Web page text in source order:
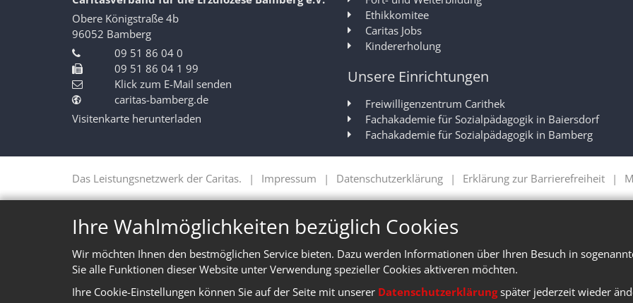
Ihre Wahlmöglichkeiten bezüglich Cookies
Wir möchten Ihnen den bestmöglichen Service bieten. Dazu werden Informationen über Ihren Besuch in
Sie alle Funktionen dieser Website unter Verwendung spezieller Cookies aktiveren möchten.
Ihre Cookie-Einstellungen können Sie auf der Seite mit unserer Datenschutzerklärungspäter jederzeit wieder
Obere Königstraße 4b
96052 Bamberg
09 51 86 04 0
09 51 86 04 1 99
Klick zum E-Mail senden
caritas-bamberg.de
Visitenkarte herunterladen
Ethikkomitee
Caritas Jobs
Kindererholung
Unsere Einrichtungen
Freiwilligenzentrum Carithek
Fachakademie für Sozialpädagogik in Baiersdorf
Fachakademie für Sozialpädagogik in Bamberg
Das Leistungsnetzwerk der Caritas. Impressum Datenschutzerklärung Erklärung zur Barrierefreiheit